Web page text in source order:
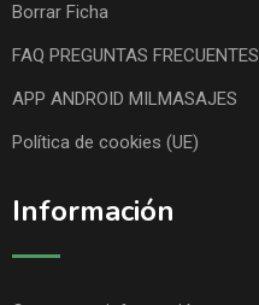
Borrar Ficha
FAQ PREGUNTAS FRECUENTES
APP ANDROID MILMASAJES
Política de cookies (UE)
Información